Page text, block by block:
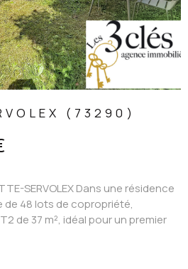
(73290)
SERVOLEX Dans une résidence
48 lots de copropriété,
de 37 m², idéal pour un premier